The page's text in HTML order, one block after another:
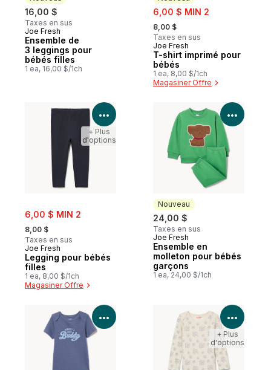
16,00 $
Taxes en sus
Nouveau
Joe Fresh
Ensemble de
3 leggings pour
bébés filles
1 ea, 16,00 $/1ch
sale:
6,00 $ MIN 2
, formerly:
8,00 $
Taxes en sus
Nouveau
Joe Fresh
T-shirt imprimé pour
bébés
1 ea, 8,00 $/1ch
Magasiner Offre
sale:
6,00 $ MIN 2
, formerly:
8,00 $
Taxes en sus
Joe Fresh
Legging pour bébés
filles
1 ea, 8,00 $/1ch
Magasiner Offre
Voir les détails du produit
+ Plus
d'options
Nouveau
24,00 $
Taxes en sus
Nouveau
Joe Fresh
Ensemble en
molleton pour bébés
garçons
1 ea, 24,00 $/1ch
Voir
Voir les détails du produit Voir
+ Plus
d'options